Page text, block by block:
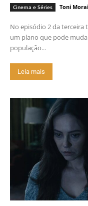
Cinema e Séries Toni
No episódio 2 da terceira
um plano que pode
população...
Leia mais